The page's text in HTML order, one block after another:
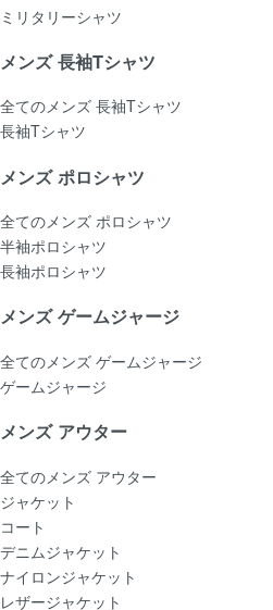
ミリタリーシャツ
メンズ 長袖Tシャツ
全てのメンズ 長袖Tシャツ
長袖Tシャツ
メンズ ポロシャツ
全てのメンズ ポロシャツ
半袖ポロシャツ
長袖ポロシャツ
メンズ ゲームジャージ
全てのメンズ ゲームジャージ
ゲームジャージ
メンズ アウター
全てのメンズ アウター
ジャケット
コート
デニムジャケット
ナイロンジャケット
レザージャケット